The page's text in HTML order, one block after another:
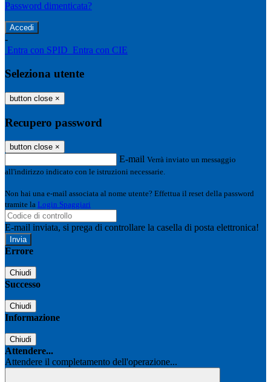
Password dimenticata?
-
Entra con SPID Entra con CIE
Seleziona utente
button close ×
Recupero password
button close ×
E-mail Verrà inviato un messaggio
all'indirizzo indicato con le istruzioni necessarie.
Non hai una e-mail associata al nome utente? Effettua il reset della password
tramite la Login Spaggiari
E-mail inviata, si prega di controllare la casella di posta elettronica!
Errore
Chiudi
Successo
Chiudi
Informazione
Chiudi
Attendere...
Attendere il completamento dell'operazione...